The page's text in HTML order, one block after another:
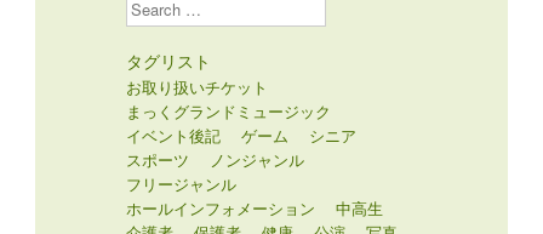
タグリスト
お取り扱いチケット
まっくグランドミュージック
イベント後記
ゲーム
シニア
スポーツ
ノンジャンル
フリージャンル
ホールインフォメーション
中高生